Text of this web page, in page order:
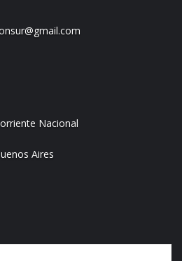
Nacional
Aires